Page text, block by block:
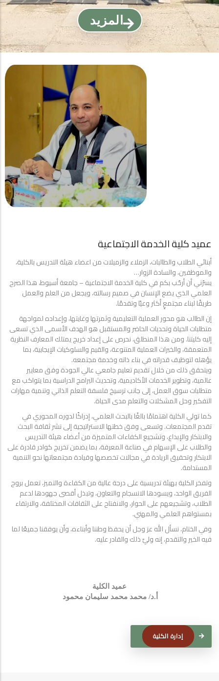
المزيد
عميد كلية الخدمة الاجتماعية
أبنائي الطلاب والطالبات، الزملاء والزميلات من اعضاء هيئة التدريس بالكلية،
والموظفين، والسادة الزوار…
يسرّني أن أرحّب بكم في كلية الخدمة الاجتماعية – جامعة أسيوط، هذا الصرح
العلمي الذي يضع الإنسان في صميم رسالته، ويجعل من العلم والعمل
طريقًا لبناء مجتمعٍ أكثر وعيًا وتقدمًا.
إن الطالب هو محور العملية التعليمية وثمرتها وغايتها، وإعداده لمواجهة
متطلبات الحياة وتحديات الحاضر والمستقبل هو الهدف الأسمى الذي تسعى
إليه كليتنا. ومن هذا المنطلق، نحرص على إعداد خريج يمتلك المعارف النظرية
المتعمقة، والخبرات العملية المتنوعة، والقيم والسلوكيات الإيجابية، بما
يؤهله لتوظيف قدراته في بناء ذاته وخدمة مجتمعه.
ويتحقق ذلك من خلال تقديم تعليم جامعي عالي الجودة وفق معايير
عالمية، وتطوير الخدمات الأكاديمية، وتحديث البرامج الدراسية بما يتواكب مع
متطلبات سوق العمل، إلى جانب ترسيخ فلسفة التعلم الذاتي وتنمية مهارات
التفكير وحل المشكلات والتعلم مدى الحياة.
كما تولي الكلية اهتمامًا بالغًا بالبحث العلمي، إدراكًا لدوره المحوري في
تقدم المجتمعات. وتسعى وفق خطتها الاستراتيجية إلى نشر ثقافة البحث
والابتكار والإبداع، وتشجيع الكفاءات المتميزة من أعضاء هيئة التدريس
والطلاب على الإسهام في صناعة المعرفة، بما يضمن تخريج كوادر قادرة على
الابتكار وتحقيق الريادة في مجالات تخصصها وقيادة مجتمعاتها نحو التنمية
المستدامة.
وتفخر الكلية بهيئة تدريسية على درجة عالية من الكفاءة والتميز، تعمل بروح
الفريق الواحد، ويسودها الانسجام والتعاون، وتبذل أقصى جهودها لدعم
الطلاب، وتشجيعهم على الحوار، والانفتاح على الثقافات المختلفة، والارتقاء
بمستواهم العلمي والمهني.
وفي الختام، نسأل الله عز وجل أن يحفظ وطننا وأبناءه، وأن يوفقنا جميعًا لما
فيه الخير والتقدم، إنه وليّ ذلك والقادر عليه.
عميد الكلية
أ.د/ محمد محمد سليمان محمود
إدارة الكلية